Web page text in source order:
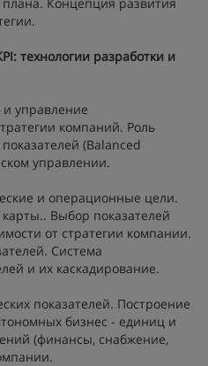
технологии разработки и
и управление
компаний. Роль
(Balanced
управлении.
и операционные цели.
Выбор показателей
от стратегии компании.
Система
и их каскадирование.
показателей. Построение
бизнес - единиц и
(финансы, снабжение,